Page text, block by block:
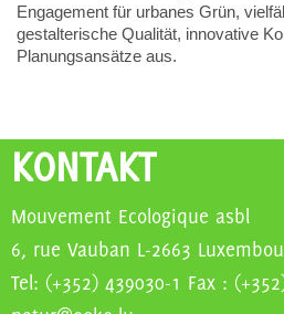
Engagement für urbanes Grün,
gestalterische Qualität, innovative
Planungsansätze aus.
KONTAKT
Mouvement Ecologique asbl
6, rue Vauban L-2663
Tel: (+352) 439030-1 Fax :